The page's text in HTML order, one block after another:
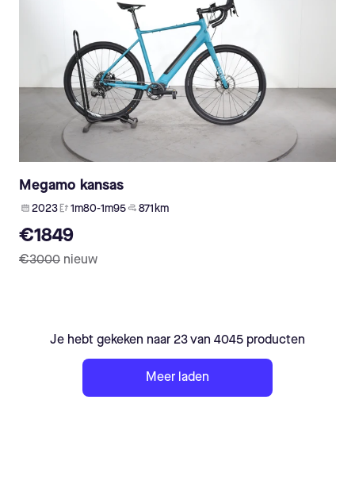
Megamo kansas
2023 1m80-1m95 871 km
€1849
€3000 nieuw
Je hebt gekeken naar 23 van 4045 producten
Meer laden